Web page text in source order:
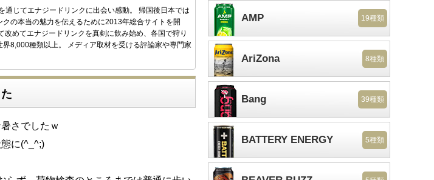
通じてエナジードリンクに出会い感動。 帰国後日本では
の本当の魅力を伝えるために2013年総合サイトを開
改めてエナジードリンクを真剣に飲み始め、各国で狩り
8,000種類以上。 メディア取材を受ける評論家や専門家
さでしたｗ
に(^_^;)
AMP 19種類
AriZona 8種類
Bang 39種類
BATTERY ENERGY 5種類